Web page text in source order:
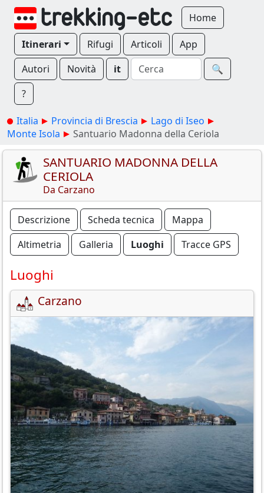
Home
Itinerari Rifugi Articoli
App
Autori
Novità it
🔍︎
?
Italia Provincia di Brescia
Lago di Iseo
Monte Isola
Santuario Madonna della Ceriola
SANTUARIO MADONNA DELLA
CERIOLA
Da Carzano
Descrizione Scheda tecnica
Mappa
Altimetria
Galleria Luoghi Tracce GPS
Luoghi
Carzano